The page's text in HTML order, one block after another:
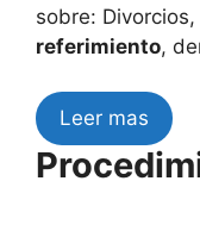
sobre: Divorcios,
referimiento,
Leer mas